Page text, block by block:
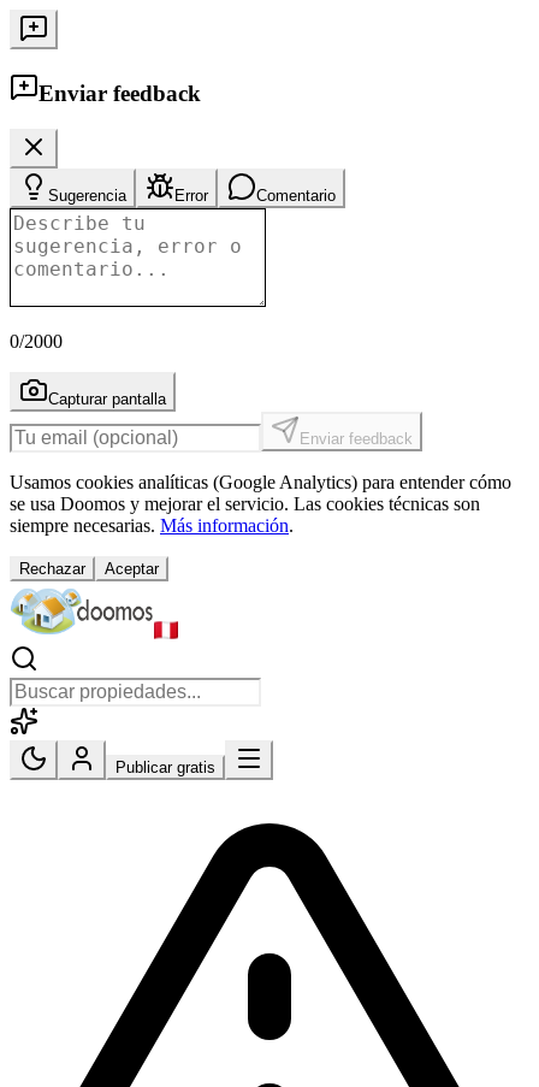
Enviar feedback
Sugerencia Error Comentario
0/2000
Capturar pantalla
Enviar feedback
Usamos cookies analíticas (Google Analytics) para entender cómo
se usa Doomos y mejorar el servicio. Las cookies técnicas son
siempre necesarias. Más información.
Rechazar Aceptar
Publicar gratis